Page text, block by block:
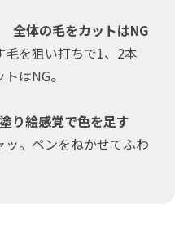
体の毛をカットはNG
を狙い打ちで1、2本
はNG。
り絵感覚で色を足す
。ペンをねかせてふわ